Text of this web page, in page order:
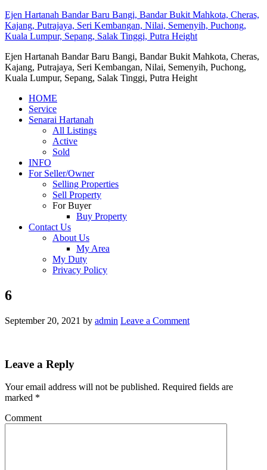
Ejen Hartanah Bandar Baru Bangi, Bandar Bukit Mahkota, Cheras,
Kajang, Putrajaya, Seri Kembangan, Nilai, Semenyih, Puchong,
Kuala Lumpur, Sepang, Salak Tinggi, Putra Height
Ejen Hartanah Bandar Baru Bangi, Bandar Bukit Mahkota, Cheras,
Kajang, Putrajaya, Seri Kembangan, Nilai, Semenyih, Puchong,
Kuala Lumpur, Sepang, Salak Tinggi, Putra Height
HOME
Service
Senarai Hartanah
All Listings
Active
Sold
INFO
For Seller/Owner
Selling Properties
Sell Property
For Buyer
Buy Property
Contact Us
About Us
My Area
My Duty
Privacy Policy
6
September 20, 2021 by admin Leave a Comment
Leave a Reply
Your email address will not be published. Required fields are
marked *
Comment